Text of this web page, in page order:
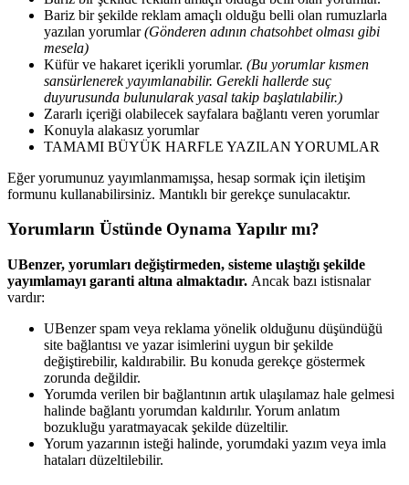
Bariz bir şekilde reklam amaçlı olduğu belli olan rumuzlarla
yazılan yorumlar(Gönderen adının chatsohbet olması gibi
mesela)
Küfür ve hakaret içerikli yorumlar. (Bu yorumlar kısmen
sansürlenerek yayımlanabilir. Gerekli hallerde suç
duyurusunda bulunularak yasal takip başlatılabilir.)
Zararlı içeriği olabilecek sayfalara bağlantı veren yorumlar
Konuyla alakasız yorumlar
TAMAMI BÜYÜK HARFLE YAZILAN YORUMLAR
Eğer yorumunuz yayımlanmamışsa, hesap sormak için iletişim
formunu kullanabilirsiniz. Mantıklı bir gerekçe sunulacaktır.
Yorumların Üstünde Oynama Yapılır mı?
UBenzer, yorumları değiştirmeden, sisteme ulaştığı şekilde
yayımlamayı garanti altına almaktadır. Ancak bazı istisnalar
vardır:
UBenzer spam veya reklama yönelik olduğunu düşündüğü
site bağlantısı ve yazar isimlerini uygun bir şekilde
değiştirebilir, kaldırabilir. Bu konuda gerekçe göstermek
zorunda değildir.
Yorumda verilen bir bağlantının artık ulaşılamaz hale gelmesi
halinde bağlantı yorumdan kaldırılır. Yorum anlatım
bozukluğu yaratmayacak şekilde düzeltilir.
Yorum yazarının isteği halinde, yorumdaki yazım veya imla
hataları düzeltilebilir.